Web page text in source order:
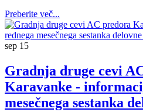
Preberite več...
sep 15
Gradnja druge cevi
Karavanke -
mesečnega sestanka